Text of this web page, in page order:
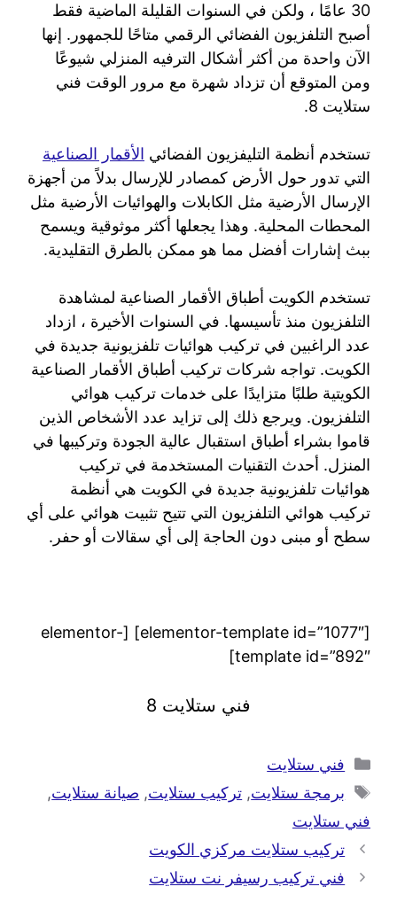
30 عامًا ، ولكن في السنوات القليلة الماضية فقط
أصبح التلفزيون الفضائي الرقمي متاحًا للجمهور. إنها
الآن واحدة من أكثر أشكال الترفيه المنزلي شيوعًا
ومن المتوقع أن تزداد شهرة مع مرور الوقت فني
ستلايت 8.
تستخدم أنظمة التليفزيون الفضائي الأقمار الصناعية
التي تدور حول الأرض كمصادر للإرسال بدلاً من أجهزة
الإرسال الأرضية مثل الكابلات والهوائيات الأرضية مثل
المحطات المحلية. وهذا يجعلها أكثر موثوقية ويسمح
ببث إشارات أفضل مما هو ممكن بالطرق التقليدية.
تستخدم الكويت أطباق الأقمار الصناعية لمشاهدة
التلفزيون منذ تأسيسها. في السنوات الأخيرة ، ازداد
عدد الراغبين في تركيب هوائيات تلفزيونية جديدة في
الكويت. تواجه شركات تركيب أطباق الأقمار الصناعية
الكويتية طلبًا متزايدًا على خدمات تركيب هوائي
التلفزيون. ويرجع ذلك إلى تزايد عدد الأشخاص الذين
قاموا بشراء أطباق استقبال عالية الجودة وتركيبها في
المنزل. أحدث التقنيات المستخدمة في تركيب
هوائيات تلفزيونية جديدة في الكويت هي أنظمة
تركيب هوائي التلفزيون التي تتيح تثبيت هوائي على أي
سطح أو مبنى دون الحاجة إلى أي سقالات أو حفر.
[elementor-template id=”1077″] [elementor-
template id=”892″]
فني ستلايت 8
فني ستلايت
برمجة ستلايت, تركيب ستلايت, صيانة ستلايت,
فني ستلايت
تركيب ستلايت مركزي الكويت
فني تركيب رسيفر نت ستلايت